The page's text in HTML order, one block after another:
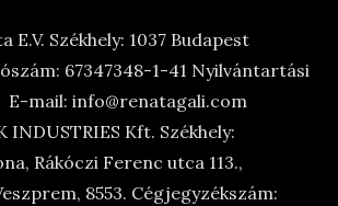
E.V. Székhely: 1037 Budapest
67347348-1-41 Nyilvántartási
E-mail: info@renatagali.com
INDUSTRIES Kft. Székhely:
Rákóczi Ferenc utca 113.,
8553. Cégjegyzékszám: